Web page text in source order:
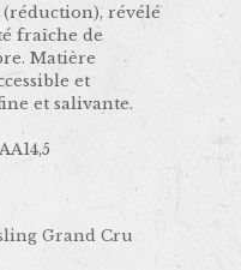
révélé
fraîche de
Matière
et
et salivante.
Grand Cru